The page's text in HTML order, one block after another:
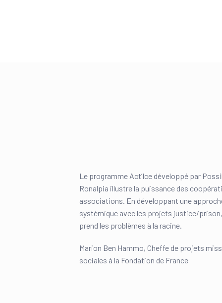
Le programme Act’Ice développé par
Ronalpia illustre la puissance des
associations. En développant une
systémique avec les projets justice/prison,
prend les problèmes à la racine.
Marion Ben Hammo, Cheffe de projets
sociales à la Fondation de France